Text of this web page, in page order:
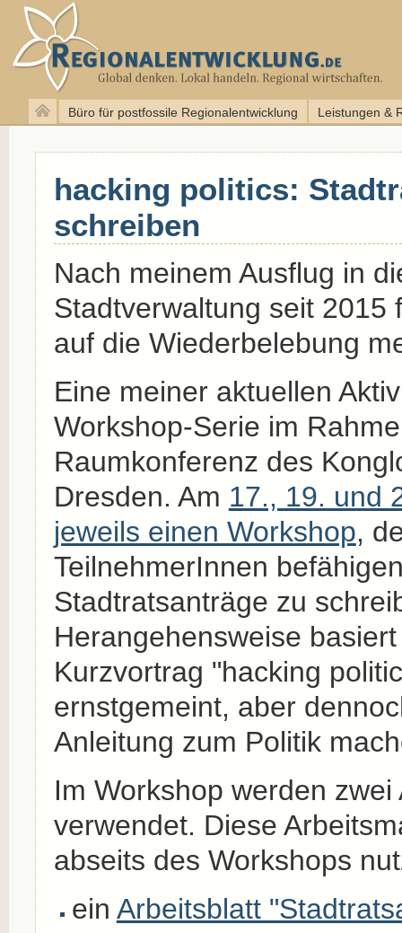
Büro für postfossile Regionalentwicklung Leistungen &
hacking politics:
schreiben
Nach meinem Ausflug in
Stadtverwaltung seit 2015
auf die Wiederbelebung
Eine meiner aktuellen
Workshop-Serie im
Raumkonferenz des
Dresden. Am 17., 19. und
jeweils einen Workshop,
TeilnehmerInnen
Stadtratsanträge zu
Herangehensweise
Kurzvortrag "hacking
ernstgemeint, aber
Anleitung zum Politik
Im Workshop werden
verwendet. Diese
abseits des Workshops
ein Arbeitsblatt